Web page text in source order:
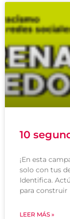
10
¡En esta
solo con tus
Identifica.
para construir
LEER MÁS »